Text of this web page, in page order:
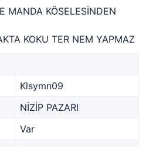
MANDA KÖSELESİNDEN
KOKU TER NEM YAPMAZ
Klsymn09
NİZİP PAZARI
Var